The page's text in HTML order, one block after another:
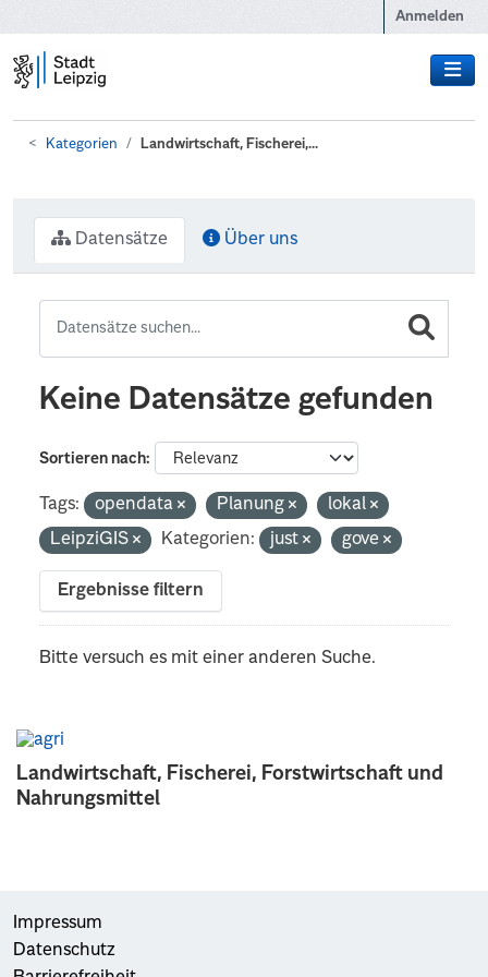
Anmelden
Kategorien Landwirtschaft, Fischerei,...
Landwirtschaft, Fischerei, Forstwirtschaft und
Nahrungsmittel
Datensätze Über uns
Keine Datensätze gefunden
Sortieren nach
Tags: opendata Planung
lokal
LeipziGIS
Kategorien: just gove
Ergebnisse filtern
Bitte versuch es mit einer anderen Suche.
Impressum
Datenschutz